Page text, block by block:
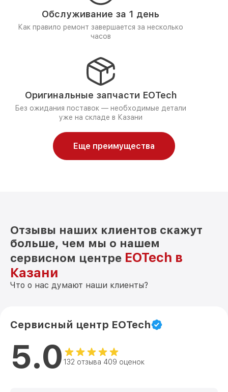
Обслуживание за 1 день
Как правило ремонт завершается за несколько
часов
Оригинальные запчасти EOTech
Без ожидания поставок — необходимые детали
уже на складе в Казани
Еще преимущества
Отзывы наших клиентов скажут
больше, чем мы о нашем
сервисном центре EOTech в
Казани
Что о нас думают наши клиенты?
Сервисный центр EOTech
5.0 132 отзыва 409 оценок